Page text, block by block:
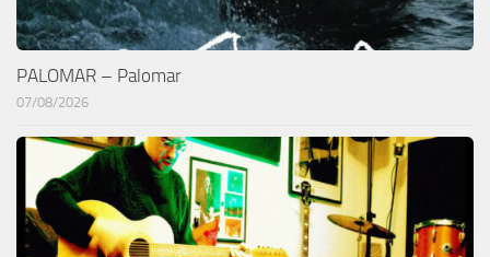
PALOMAR – Palomar
07/08/2026